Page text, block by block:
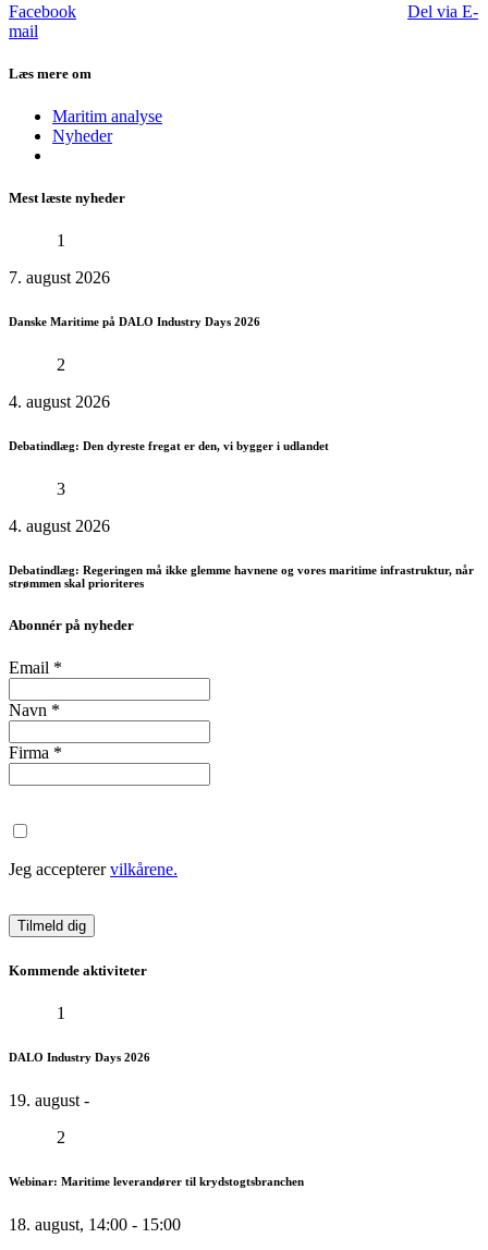
Facebook
Del via E-
mail
Læs mere om
Maritim analyse
Nyheder
Mest læste nyheder
1
7. august 2026
Danske Maritime på DALO Industry Days 2026
2
4. august 2026
Debatindlæg: Den dyreste fregat er den, vi bygger i udlandet
3
4. august 2026
Debatindlæg: Regeringen må ikke glemme havnene og vores maritime infrastruktur, når
strømmen skal prioriteres
Abonnér på nyheder
Email *
Navn *
Firma *
Jeg accepterervilkårene.
Kommende aktiviteter
1
DALO Industry Days 2026
19. august -
2
Webinar: Maritime leverandører til krydstogtsbranchen
18. august, 14:00 - 15:00